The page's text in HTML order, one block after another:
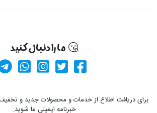
ما را دنبال کنید
صفحه فیسبوک
صفحهکانال
برای دریافت اطلاع از خدمات و محصولات جدید و
خبرنامه ایمیلی ما شوید.